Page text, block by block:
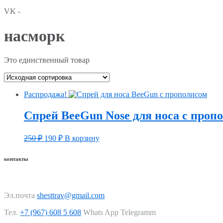
VK -
насморк
Это единственный товар
Распродажа!
Спрей BeeGun Nose для носа c
250₽ 190 ₽ В корзину
контакты
Эл.почта shesttrav@gmail.com
Тел. +7 (967) 608 5 608 Whats App Telegramm